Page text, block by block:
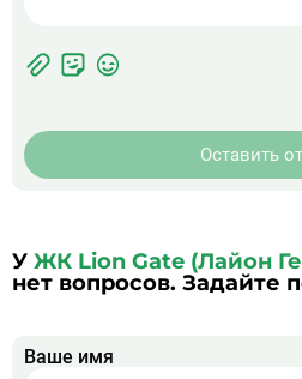
Фотографии
ЖК
Прикрепить
фото
Оставить
У ЖК Lion Gate (Лайон
нет вопросов. Задайте
Ваше имя